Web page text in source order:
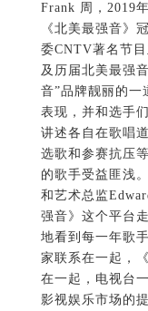
Frank 周，2019
《北美最强音》
委CNTV著名节
及历届北美最强
音”品牌靓丽的一
表现，并和选手
讲述各自在歌唱
选歌和参赛抗压
的歌手受益匪浅
和艺术总监
强音》这个平台
地看到每一年歌
家联系在一起，
在一起，电视台
影视娱乐市场的